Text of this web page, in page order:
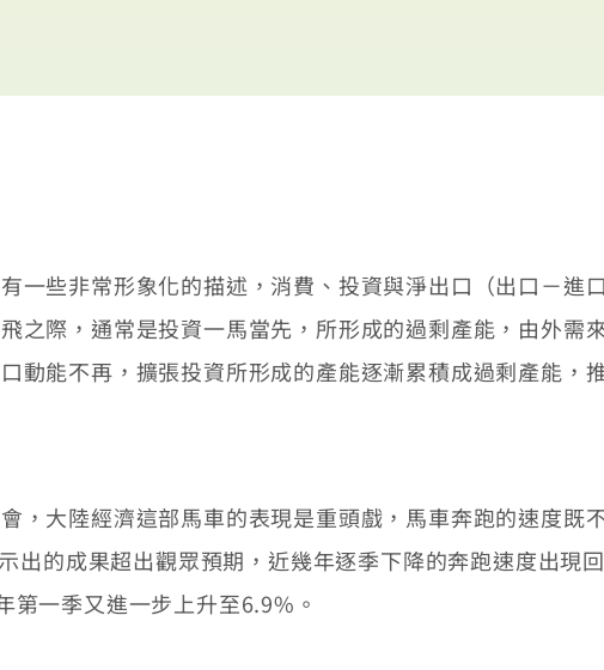
些非常形象化的描述，消費、投資與淨出口（出口－進
之際，通常是投資一馬當先，所形成的過剩產能，由外需
動能不再，擴張投資所形成的產能逐漸累積成過剩產能，
大陸經濟這部馬車的表現是重頭戲，馬車奔跑的速度既
出的成果超出觀眾預期，近幾年逐季下降的奔跑速度出現
一季又進一步上升至6.9%。